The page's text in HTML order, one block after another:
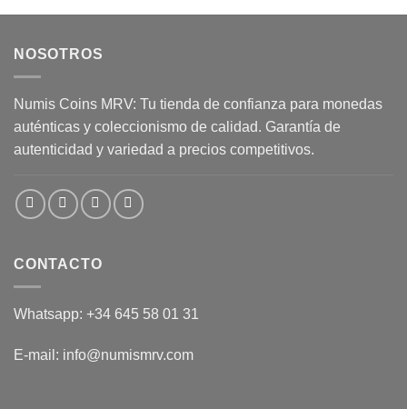
NOSOTROS
Numis Coins MRV: Tu tienda de confianza para monedas
auténticas y coleccionismo de calidad. Garantía de
autenticidad y variedad a precios competitivos.
CONTACTO
Whatsapp: +34 645 58 01 31
E-mail: info@numismrv.com